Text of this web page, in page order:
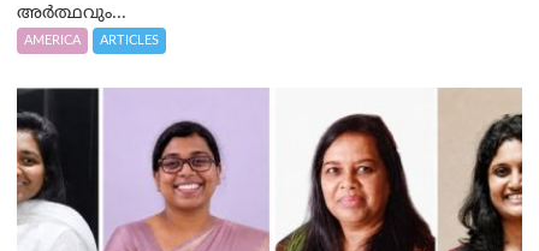
അർത്ഥവും...
AMERICA ARTICLES